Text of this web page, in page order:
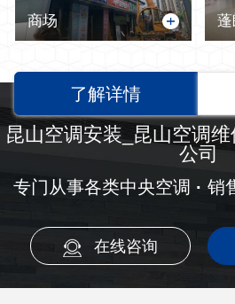
商场 蓬
了解详情
昆山空调安装_昆山空调
公司
专门从事各类中央空调 · 销
在线咨询